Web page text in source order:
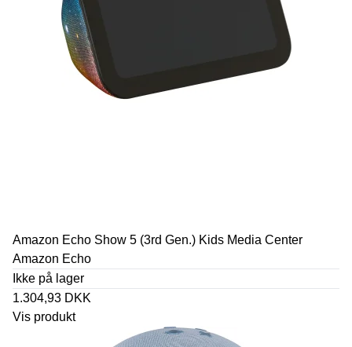
Amazon Echo Show 5 (3rd Gen.) Kids Media Center
Amazon Echo
Ikke på lager
1.304,93 DKK
Vis produkt